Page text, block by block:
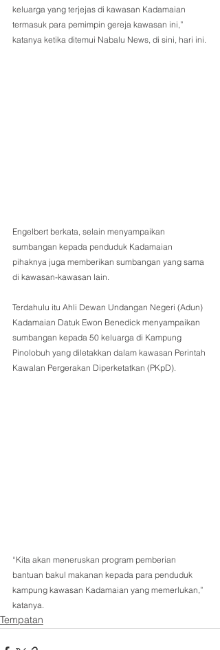
keluarga yang terjejas di kawasan Kadamaian
termasuk para pemimpin gereja kawasan ini,”
katanya ketika ditemui Nabalu News, di sini, hari ini.
Engelbert berkata, selain menyampaikan
sumbangan kepada penduduk Kadamaian
pihaknya juga memberikan sumbangan yang sama
di kawasan-kawasan lain.
Terdahulu itu Ahli Dewan Undangan Negeri (Adun)
Kadamaian Datuk Ewon Benedick menyampaikan
sumbangan kepada 50 keluarga di Kampung
Pinolobuh yang diletakkan dalam kawasan Perintah
Kawalan Pergerakan Diperketatkan (PKpD).
“Kita akan meneruskan program pemberian
bantuan bakul makanan kepada para penduduk
kampung kawasan Kadamaian yang memerlukan,”
katanya.
Tempatan